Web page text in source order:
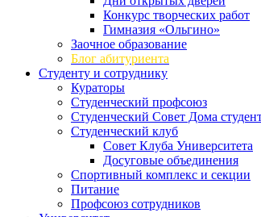
Конкурс творческих работ
Гимназия «Ольгино»
Заочное образование
Блог абитуриента
Студенту и сотруднику
Кураторы
Студенческий профсоюз
Студенческий Совет Дома
Студенческий клуб
Совет Клуба Университета
Досуговые объединения
Спортивный комплекс и секции
Питание
Профсоюз сотрудников